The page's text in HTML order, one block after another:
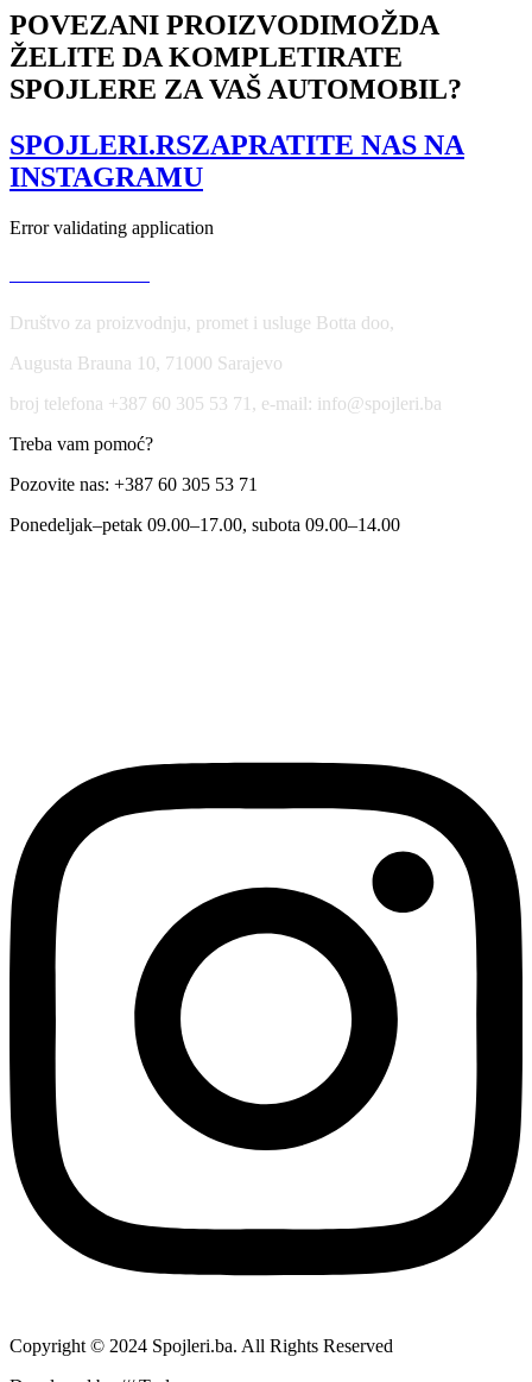
BMW
X4
M-
PACK
a
vertical
bar)
POVEZANI PROIZVODIMOŽDA
ŽELITE DA KOMPLETIRATE
SPOJLERE ZA VAŠ AUTOMOBIL?
SPOJLERI.RSZAPRATITE NAS NA
INSTAGRAMU
Error validating application
Društvo za proizvodnju, promet i usluge Botta doo,
Augusta Brauna 10, 71000 Sarajevo
broj telefona +387 60 305 53 71, e-mail: info@spojleri.ba
Treba vam pomoć?
Pozovite nas: +387 60 305 53 71
Ponedeljak–petak 09.00–17.00, subota 09.00–14.00
Copyright © 2024 Spojleri.ba. All Rights Reserved